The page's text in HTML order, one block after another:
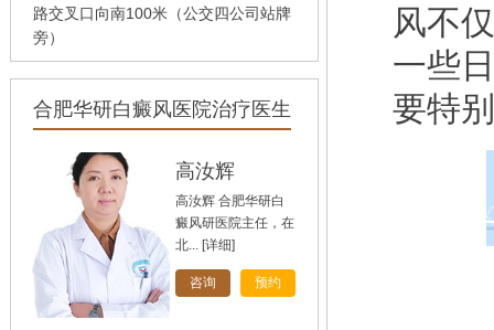
路交叉口向南100米（公交四公司站牌
旁）
合肥华研白癜风医院治疗医生
孙定英
[详细]
咨询 预约
高汝辉
[详细]
咨询 预约
刘斌
刘斌，中共党员，毕
业于华中科技大学
同... [详细]
咨询 预约
风不
一些
要特